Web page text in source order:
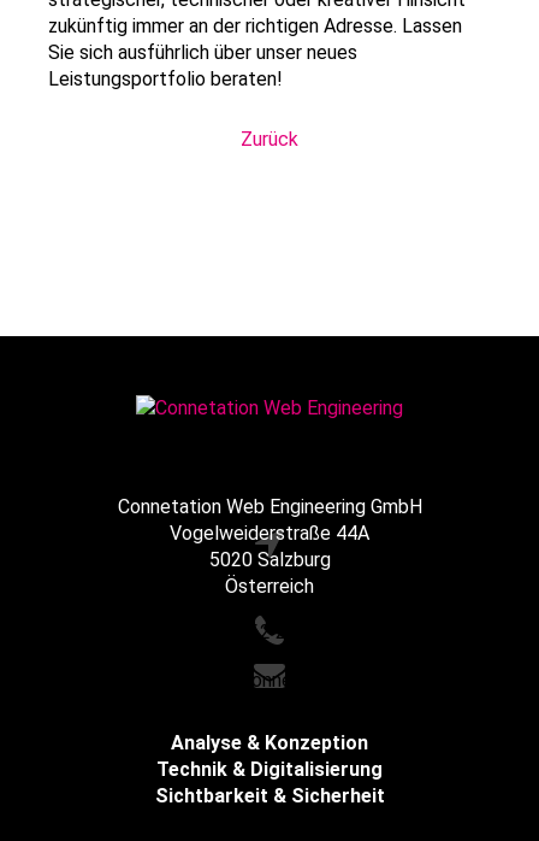
zukünftig immer an der richtigen Adresse. Lassen
Sie sich ausführlich über unser neues
Leistungsportfolio beraten!
Zurück
Connetation Web Engineering GmbH
Vogelweiderstraße 44A
5020 Salzburg
Österreich
+43 662 216065
office@connetation.at
Analyse & Konzeption
Technik & Digitalisierung
Sichtbarkeit & Sicherheit